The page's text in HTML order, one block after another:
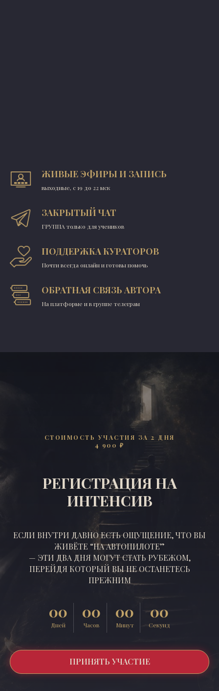
ЖИВЫЕ ЭФИРЫ И ЗАПИСЬ
выходные, с 19 до 22 мск
ЗАКРЫТЫЙ ЧАТ
ГРУППА только для учеников
ПОДДЕРЖКА КУРАТОРОВ
Почти всегда онлайн и готовы помочь
ОБРАТНАЯ СВЯЗЬ АВТОРА
На платформе и в группе телеграм
СТОИМОСТЬ УЧАСТИЯ ЗА 2 ДНЯ
4 900 ₽
РЕГИСТРАЦИЯ НА
ИНТЕНСИВ
ЕСЛИ ВНУТРИ ДАВНО ЕСТЬ ОЩУЩЕНИЕ, ЧТО ВЫ
ЖИВЁТЕ “НА АВТОПИЛОТЕ”
— ЭТИ ДВА ДНЯ МОГУТ СТАТЬ РУБЕЖОМ,
ПЕРЕЙДЯ КОТОРЫЙ ВЫ НЕ ОСТАНЕТЕСЬ
ПРЕЖНИМ
00
Дней
00
Часов
00
Минут
00
Секунд
ПРИНЯТЬ УЧАСТИЕ